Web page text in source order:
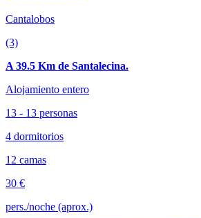
Cantalobos
(3)
A 39.5 Km de Santalecina.
Alojamiento entero
13 - 13 personas
4 dormitorios
12 camas
30 €
pers./noche (aprox.)